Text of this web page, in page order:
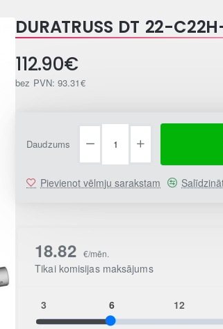
DURATRUSS DT 22-
112.90€
bez PVN: 93.31€
Daudzums
Pievienot vēlmju sarakstam